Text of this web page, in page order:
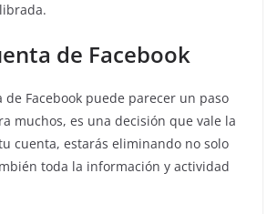
de Facebook
Facebook puede parecer un paso
muchos, es una decisión que vale la
cuenta, estarás eliminando no solo
toda la información y actividad